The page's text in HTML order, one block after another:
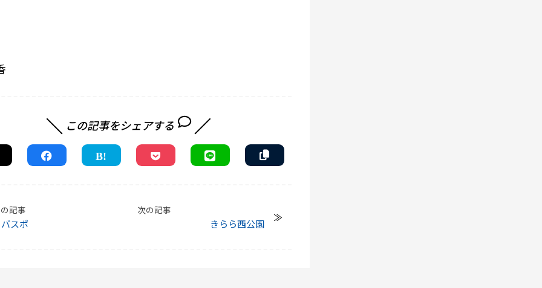
この記事をシェアする
記事
スポ
次の記事
きらら西公園